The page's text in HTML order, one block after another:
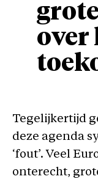
over
Tegelijkertijd
deze agenda
‘fout’. Veel
onterecht,